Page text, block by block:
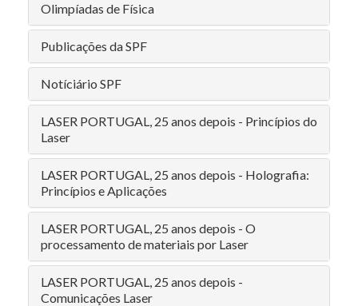
Olimpíadas de Física
Publicações da SPF
Notíciário SPF
LASER PORTUGAL, 25 anos depois - Princípios do
Laser
LASER PORTUGAL, 25 anos depois - Holografia:
Princípios e Aplicações
LASER PORTUGAL, 25 anos depois - O
processamento de materiais por Laser
LASER PORTUGAL, 25 anos depois -
Comunicações Laser